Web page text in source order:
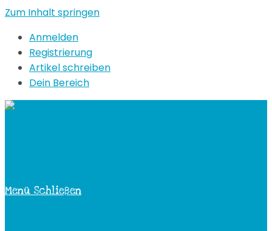
Zum Inhalt springen
Anmelden
Registrierung
Artikel schreiben
Dein Bereich
Menü Schließen